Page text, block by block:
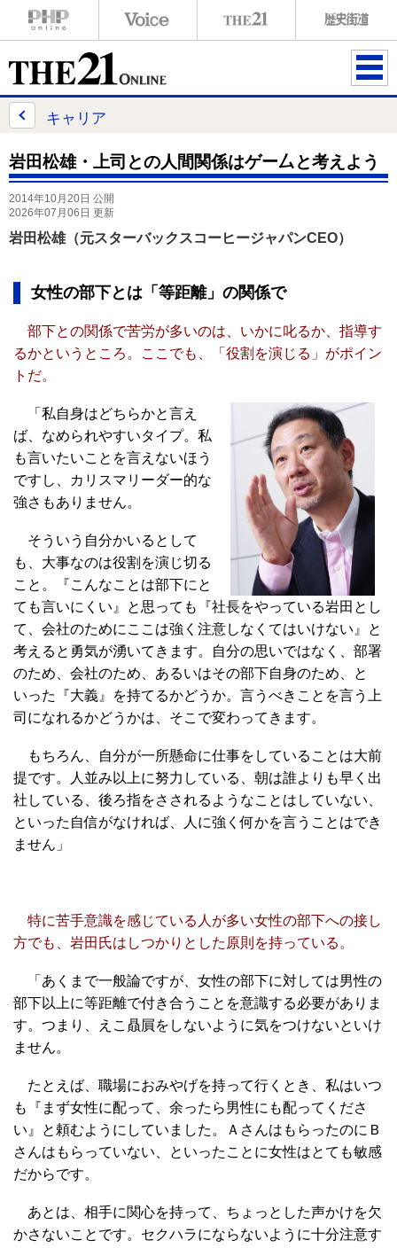
ME
キャリア
岩田松雄・上司との人間関係はゲー厶と考えよう
2014年10月20日 公開
2026年07月06日 更新
岩田松雄（元スターバックスコーヒージャパンCEO）
女性の部下とは「等距離」の関係で
部下との関係で苦労が多いのは、いかに叱るか、指導す
るかというところ。ここでも、「役割を演じる」がポイン
トだ。
「私自身はどちらかと言え
ば、なめられやすいタイプ。私
も言いたいことを言えないほう
ですし、カリスマリーダー的な
強さもありません。
そういう自分かいるとして
も、大事なのは役割を演じ切る
こと。『こんなことは部下にと
ても言いにくい』と思っても『社長をやっている岩田とし
て、会社のためにここは強く注意しなくてはいけない』と
考えると勇気が湧いてきます。自分の思いではなく、部署
のため、会社のため、あるいはその部下自身のため、と
いった『大義』を持てるかどうか。言うべきことを言う上
司になれるかどうかは、そこで変わってきます。
もちろん、自分が一所懸命に仕事をしていることは大前
提です。人並み以上に努力している、朝は誰よりも早く出
社している、後ろ指をさされるようなことはしていない、
といった自信がなければ、人に強く何かを言うことはでき
ません」
特に苦手意識を感じている人が多い女性の部下への接し
方でも、岩田氏はしつかりとした原則を持っている。
「あくまで一般論ですが、女性の部下に対しては男性の
部下以上に等距離で付き合うことを意識する必要がありま
す。つまり、えこ贔屓をしないように気をつけないといけ
ません。
たとえば、職場におみやげを持って行くとき、私はいつ
も『まず女性に配って、余ったら男性にも配ってくださ
い』と頼むようにしていました。ＡさんはもらったのにＢ
さんはもらっていない、といったことに女性はとても敏感
だからです。
あとは、相手に関心を持って、ちょっとした声かけを欠
かさないことです。セクハラにならないように十分注意す